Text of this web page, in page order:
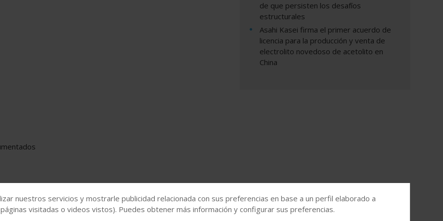
de que persisten los desafíos
estructurales
Asahi Kasei firma el primer acuerdo de
licencia para la producción y venta de
electrolito novedoso de acetolito en
China
nuestros servicios y mostrarle publicidad relacionada con sus preferencias en base a un perfil elaborado a
visitadas o videos vistos). Puedes obtener más información y configurar sus preferencias.